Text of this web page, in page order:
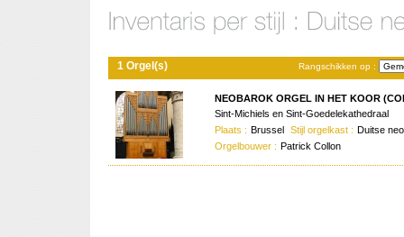
Rangschikken op :
1 Orgel(s)
NEOBAROK ORGEL IN HET KOOR
Sint-Michiels en Sint-Goedelekathedraal
Plaats : Brussel Stijl orgelkast : Duitse
Orgelbouwer : Patrick Collon